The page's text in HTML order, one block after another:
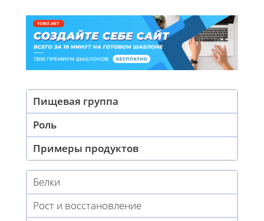
Пищевая группа
Роль
Примеры продуктов
Белки
Рост и восстановление